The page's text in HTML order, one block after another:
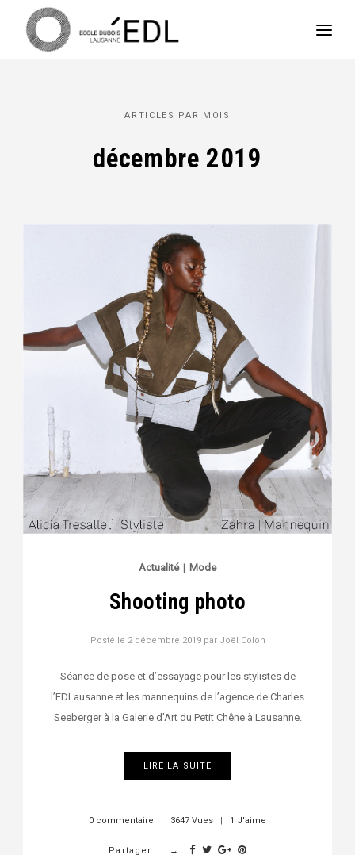
ARTICLES PAR MOIS
décembre 2019
Actualité | Mode
Shooting photo
Posté le 2 décembre 2019 par Joël Colon
Séance de pose et d’essayage pour les stylistes de
l’EDLausanne et les mannequins de l’agence de Charles
Seeberger à la Galerie d’Art du Petit Chêne à Lausanne.
LIRE LA SUITE
0 commentaire | 3647 Vues | 1 J'aime
Partager :